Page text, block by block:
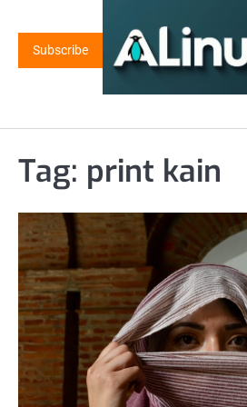
contentSubscribe
Tag: print kain